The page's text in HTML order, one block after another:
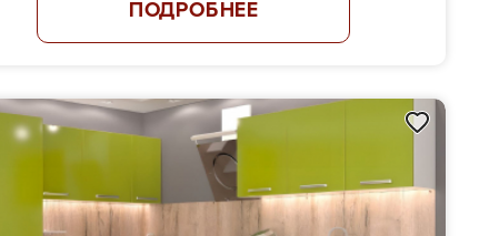
ПОДРОБНЕЕ